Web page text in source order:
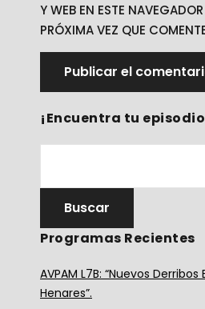
Y WEB EN ESTE
PRÓXIMA VEZ QUE
¡Encuentra tu
Programas Recientes
AVPAM L7B: “Nuevos
Henares”.